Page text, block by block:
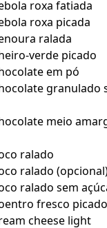
roxa fatiada
roxa picada
ralada
verde picado
em pó
granulado
meio
ralado
ralado
ralado sem
fresco picado
cheese light